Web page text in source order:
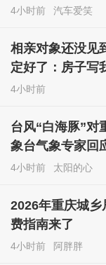
4小时前 汽车爱笑
相亲对象还没见
定好了：房子写
4小时前
台风“白海豚”对
象台气象专家回
4小时前 太阳的心
2026年重庆城
费指南来了
4小时前 阿胖胖